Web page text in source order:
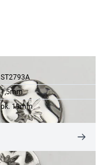
ST2793A
1,5mm
ok. 19mm